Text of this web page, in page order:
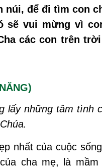
để đi tìm con
sẽ vui mừng vì
các con trên
lấy những tâm tình
nhất của cuộc
cha mẹ, là